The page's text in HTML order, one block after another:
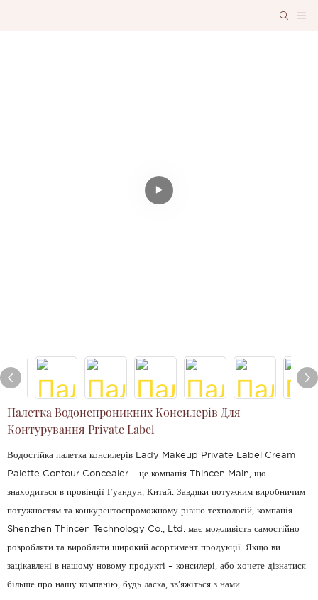
Палетка Водонепроникних Консилерів Для
Контурування Private Label
Водостійка палетка консилерів Lady Makeup Private Label Cream
Palette Contour Concealer – це компанія Thincen Main, що
знаходиться в провінції Гуандун, Китай. Завдяки потужним виробничим
потужностям та конкурентоспроможному рівню технологій, компанія
Shenzhen Thincen Technology Co., Ltd. має можливість самостійно
розробляти та виробляти широкий асортимент продукції. Якщо ви
зацікавлені в нашому новому продукті – консилері, або хочете дізнатися
більше про нашу компанію, будь ласка, зв'яжіться з нами.